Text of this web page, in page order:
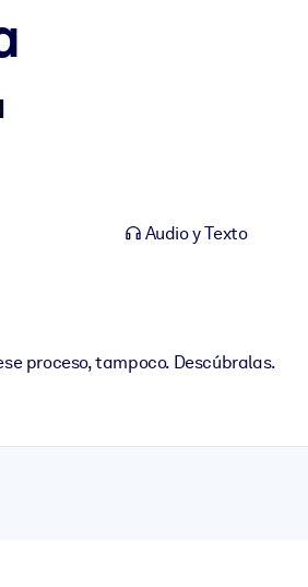
Audio y Texto
proceso, tampoco. Descúbralas.